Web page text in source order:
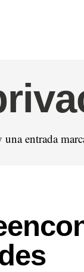
una entrada